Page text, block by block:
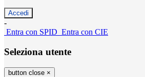
-
Entra con SPID Entra con CIE
Seleziona utente
button close ×